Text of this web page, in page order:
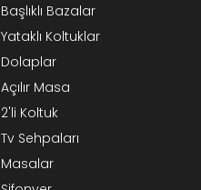
Başlıklı Bazalar
Yataklı Koltuklar
Dolaplar
Açılır Masa
2'li Koltuk
Tv Sehpaları
Masalar